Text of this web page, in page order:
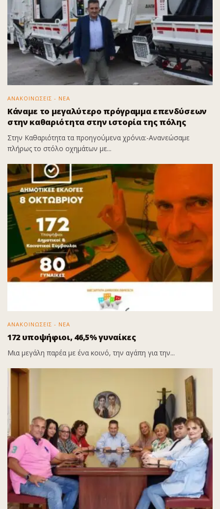
ΑΝΑΚΟΙΝΩΣΕΙΣ - ΝΕΑ
Κάναμε το μεγαλύτερο πρόγραμμα επενδύσεων
στην καθαριότητα στην ιστορία της πόλης
Στην Καθαριότητα τα προηγούμενα χρόνια:-Ανανεώσαμε
πλήρως το στόλο οχημάτων με...
ΑΝΑΚΟΙΝΩΣΕΙΣ - ΝΕΑ
172 υποψήφιοι, 46,5% γυναίκες
Μια μεγάλη παρέα με ένα κοινό, την αγάπη για την...